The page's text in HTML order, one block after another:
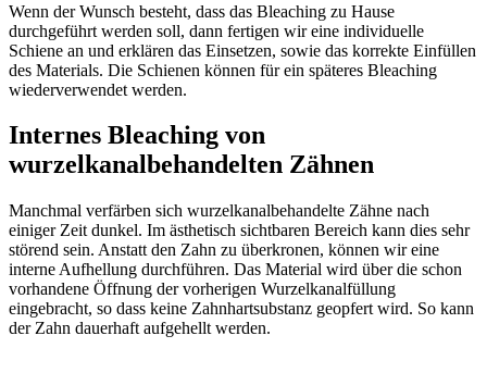
Wenn der Wunsch besteht, dass das Bleaching zu Hause
durchgeführt werden soll, dann fertigen wir eine individuelle
Schiene an und erklären das Einsetzen, sowie das korrekte Einfüllen
des Materials. Die Schienen können für ein späteres Bleaching
wiederverwendet werden.
Internes Bleaching von
wurzelkanalbehandelten Zähnen
Manchmal verfärben sich wurzelkanalbehandelte Zähne nach
einiger Zeit dunkel. Im ästhetisch sichtbaren Bereich kann dies sehr
störend sein. Anstatt den Zahn zu überkronen, können wir eine
interne Aufhellung durchführen. Das Material wird über die schon
vorhandene Öffnung der vorherigen Wurzelkanalfüllung
eingebracht, so dass keine Zahnhartsubstanz geopfert wird. So kann
der Zahn dauerhaft aufgehellt werden.